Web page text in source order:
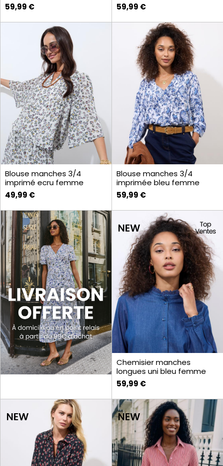
59,99 €
59,99 €
Blouse manches 3/4
imprimé ecru femme
49,99 €
Blouse manches 3/4
imprimée bleu femme
59,99 €
Chemisier manches
longues uni bleu femme
59,99 €